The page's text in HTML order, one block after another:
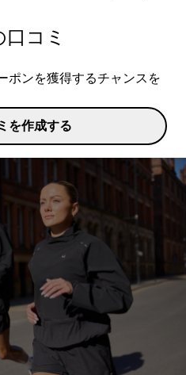
コミ
ポンを獲得するチャンスを
を作成する